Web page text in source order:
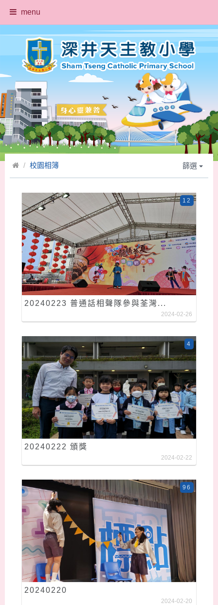
menu
校園相簿 篩選
20240223 普通話相聲隊參與荃灣...
12
2024-02-26
20240222 頒獎
4
2024-02-22
20240220
96
2024-02-20